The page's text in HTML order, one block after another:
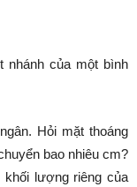
nhánh của một bình
Hỏi mặt thoáng
bao nhiêu cm?
lượng riêng của